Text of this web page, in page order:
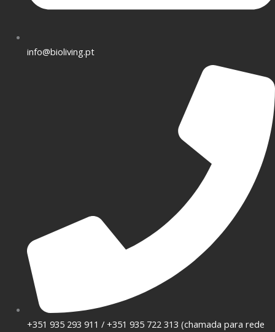
info@bioliving.pt
+351 935 293 911 / +351 935 722 313 (chamada para rede